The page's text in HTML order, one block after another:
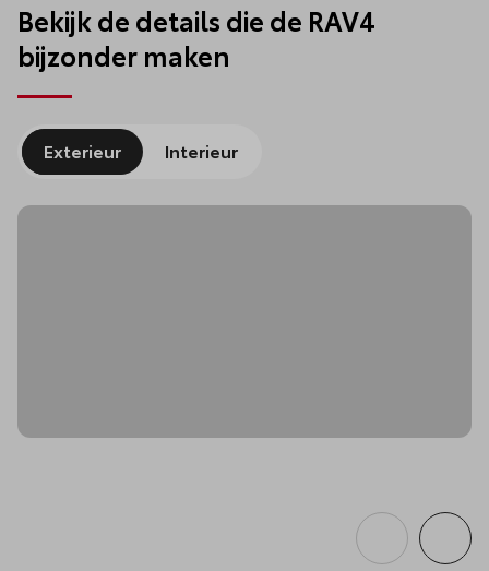
Bekijk de details die de RAV4
bijzonder maken
Exterieur Interieur